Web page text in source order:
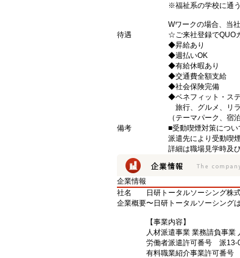
※福祉系の学校に通
Wワークの場合、当
待遇
☆ご来社登録でQUO
◆昇給あり
◆週払いOK
◆有給休暇あり
◆交通費全額支給
◆社会保険完備
◆ベネフィット・ス
旅行、グルメ、リ
（テーマパーク、宿
備考
■受動喫煙対策につい
派遣先により受動喫
詳細は職場見学時及
企業情報
社名
日研トータルソーシング株
企業概要〜日研トータルソーシング
【事業内容】
人材派遣事業 業務請負事業
労働者派遣許可番号 派13-
有料職業紹介事業許可番